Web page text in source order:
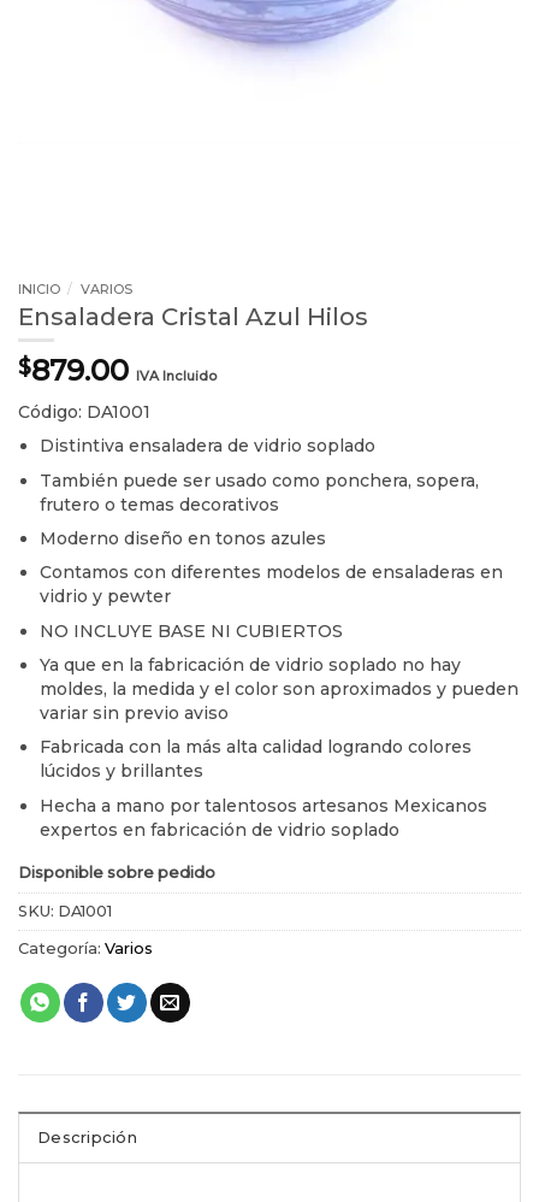
INICIO / VARIOS
Ensaladera Cristal Azul Hilos
$879.00 IVA Incluido
Código: DA1001
Distintiva ensaladera de vidrio soplado
También puede ser usado como ponchera, sopera,
frutero o temas decorativos
Moderno diseño en tonos azules
Contamos con diferentes modelos de ensaladeras en
vidrio y pewter
NO INCLUYE BASE NI CUBIERTOS
Ya que en la fabricación de vidrio soplado no hay
moldes, la medida y el color son aproximados y pueden
variar sin previo aviso
Fabricada con la más alta calidad logrando colores
lúcidos y brillantes
Hecha a mano por talentosos artesanos Mexicanos
expertos en fabricación de vidrio soplado
Disponible sobre pedido
SKU: DA1001
Categoría: Varios
Descripción